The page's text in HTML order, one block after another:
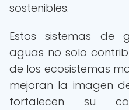
sostenibles.
Estos sistemas de
aguas no solo
de los ecosistemas
mejoran la imagen
fortalecen su